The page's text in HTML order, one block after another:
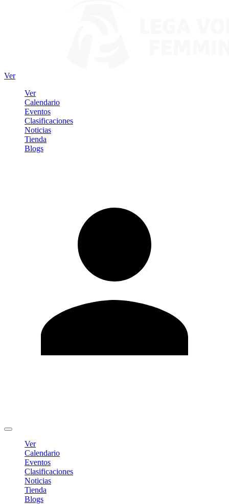
Ver
Ver
Calendario
Eventos
Clasificaciones
Noticias
Tienda
Blogs
Ver
Calendario
Eventos
Clasificaciones
Noticias
Tienda
Blogs